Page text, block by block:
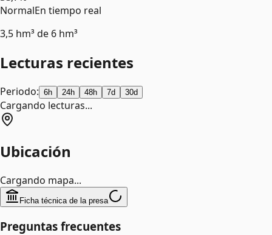
NormalEn tiempo real
3,5 hm³ de 6 hm³
Lecturas recientes
Periodo: 6h 24h 48h 7d 30d
Cargando lecturas...
Ubicación
Cargando mapa...
Ficha técnica de la presa
Preguntas frecuentes